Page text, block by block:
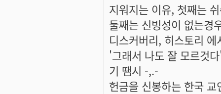
지워지는 이유, 첫째는
둘째는 신빙성이 없는경
디스커버리, 히스토리
'그래서 나도 잘 모르것
기 땜시 -,.-
헌금을 신봉하는 한국